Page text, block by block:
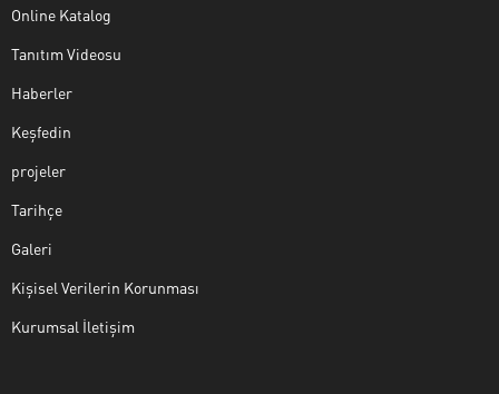
Online Katalog
Tanıtım Videosu
Haberler
Keşfedin
projeler
Tarihçe
Galeri
Kişisel Verilerin Korunması
Kurumsal İletişim